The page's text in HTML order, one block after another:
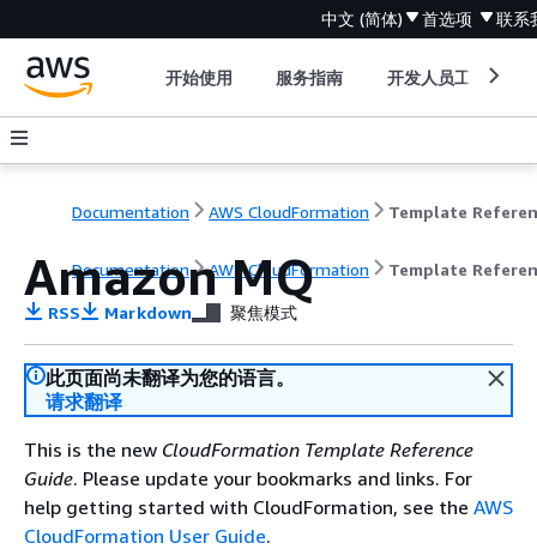
中文 (简体) 首选项 联系
开始使用 服务指南 开发人员工具
Documentation AWS CloudFormation Template
Documentation AWS CloudFormation Template
Amazon MQ
RSS Markdown 聚焦模式
此页面尚未翻译为您的语言。
请求翻译
This is the new CloudFormation Template Reference
Guide. Please update your bookmarks and links. For
help getting started with CloudFormation, see the AWS
CloudFormation User Guide.